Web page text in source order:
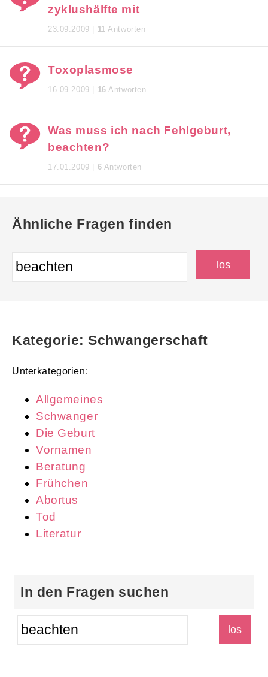
zyklushälfte mit
23.09.2009 | 11 Antworten
Toxoplasmose
16.09.2009 | 16 Antworten
Was muss ich nach Fehlgeburt,
beachten?
17.01.2009 | 6 Antworten
Ähnliche Fragen finden
Kategorie: Schwangerschaft
Unterkategorien:
Allgemeines
Schwanger
Die Geburt
Vornamen
Beratung
Frühchen
Abortus
Tod
Literatur
In den Fragen suchen